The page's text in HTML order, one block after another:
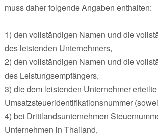
muss daher folgende Angaben enthalten:
1) den vollständigen Namen und die
des leistenden Unternehmers,
2) den vollständigen Namen und die
des Leistungsempfängers,
3) die dem leistenden Unternehmer erteilte
Umsatzsteueridentifikationsnummer
4) bei Drittlandsunternehmen
Unternehmen in Thailand,